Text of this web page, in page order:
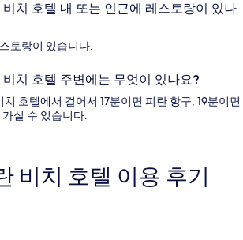
치 호텔 내 또는 인근에 레스토랑이 있나
토랑이 있습니다.
치 호텔 주변에는 무엇이 있나요?
치 호텔에서 걸어서 17분이면 피란 항구, 19분이면
실 수 있습니다.
비치 호텔 이용 후기